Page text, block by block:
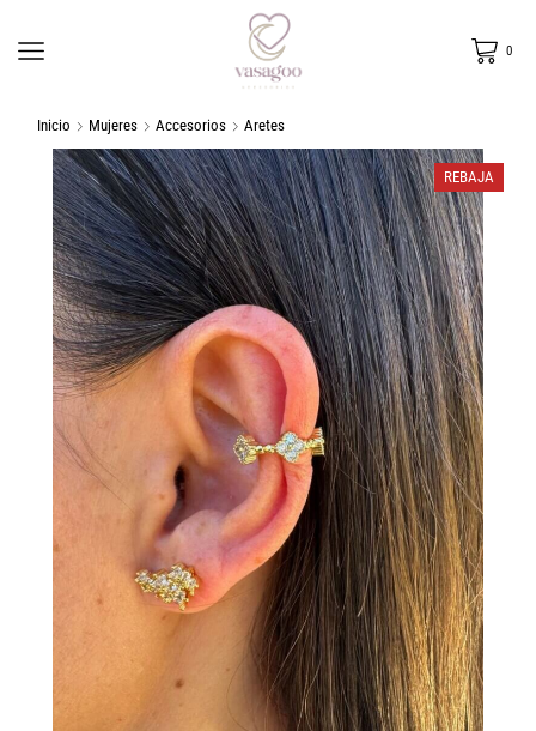
0
Inicio Mujeres Accesorios Aretes
REBAJA